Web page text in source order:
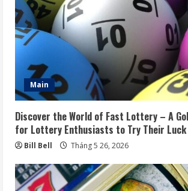
Main
Discover the World of Fast Lottery – A
for Lottery Enthusiasts to Try Their Luck
Bill Bell Tháng 5 26, 2026